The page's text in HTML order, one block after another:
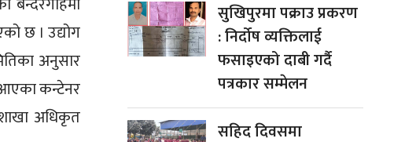
छ । उद्योग
अनुसार
कन्टेनर
अधिकृत
सुखिपुरमा पक्राउ प्रकरण
: निर्दोष व्यक्तिलाई
फसाइएको दाबी गर्दै
पत्रकार सम्मेलन
सहिद दिवसमा